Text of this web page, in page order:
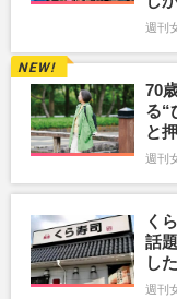
週刊
70
る“
と
週刊
く
話
し
週刊